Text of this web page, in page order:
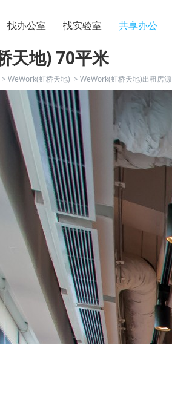
找办公室 找实验室 共享办公
天地) 70平米
> WeWork(虹桥天地) > WeWork(虹桥天地)出租房源